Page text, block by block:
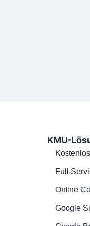
KMU-
Full-
Online
Google